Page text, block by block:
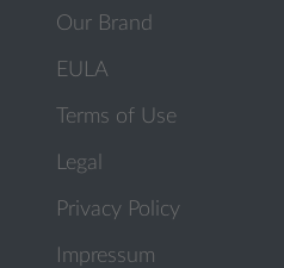
Our Brand
EULA
Terms of Use
Legal
Privacy Policy
Impressum